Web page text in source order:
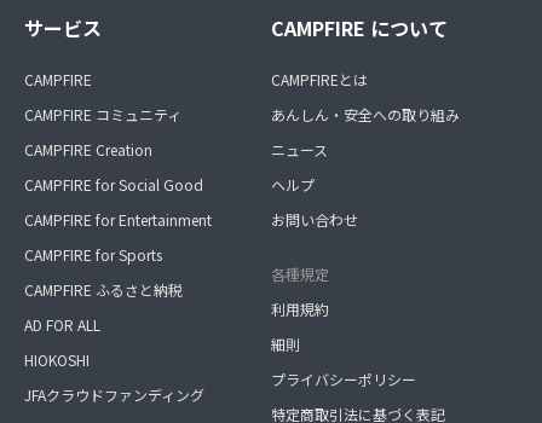
サービス
CAMPFIRE
CAMPFIRE コミュニティ
CAMPFIRE Creation
CAMPFIRE for Social Good
CAMPFIRE for Entertainment
CAMPFIRE for Sports
CAMPFIRE ふるさと納税
AD FOR ALL
HIOKOSHI
JFAクラウドファンディング
CAMPFIRE について
CAMPFIREとは
あんしん・安全への取り組み
ニュース
ヘルプ
お問い合わせ
各種規定
利用規約
細則
プライバシーポリシー
特定商取引法に基づく表記